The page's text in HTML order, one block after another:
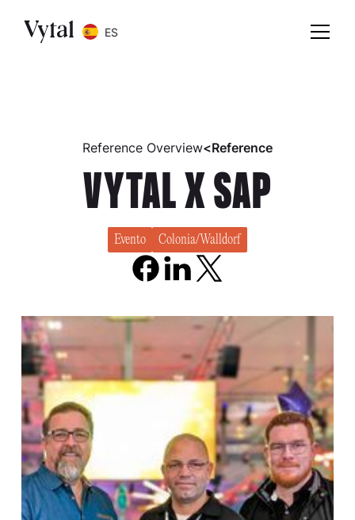
ES
Reference Overview<Reference
VYTAL X SAP
Evento Colonia/Walldorf